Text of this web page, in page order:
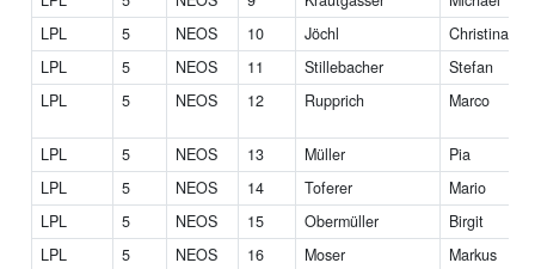
LPL
5 NEOS 10 Jöchl
Christina
LPL
5 NEOS 11 Stillebacher
Stefan
LPL
5 NEOS 12 Rupprich Marco
LPL 5 NEOS 13 Müller
Pia
LPL
5 NEOS 14 Toferer
Mario
LPL
5 NEOS 15 Obermüller
Birgit
LPL
5 NEOS 16 Moser
Markus